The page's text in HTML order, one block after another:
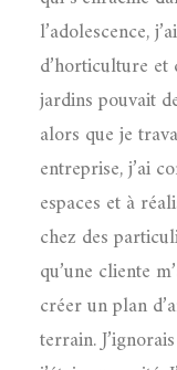
l’adolescence,
d’horticulture
jardins pouvait
alors que je
entreprise, j’ai
espaces et à
chez des
qu’une cliente
créer un plan
terrain.